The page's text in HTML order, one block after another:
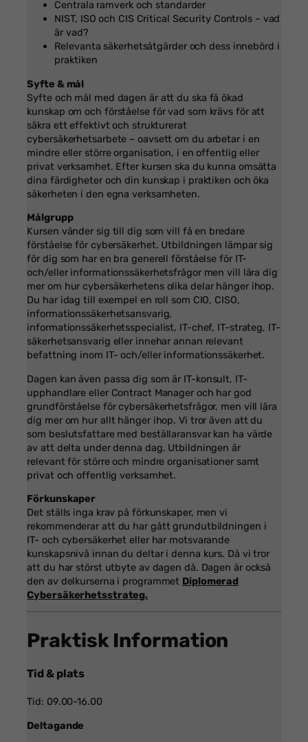
Centrala ramverk och standarder
NIST, ISO och CIS Critical Security Controls – vad
är vad?
Relevanta säkerhetsåtgärder och dess innebörd i
praktiken
Syfte & mål
Syfte och mål med dagen är att du ska få ökad
kunskap om och förståelse för vad som krävs för att
säkra ett effektivt och strukturerat
cybersäkerhetsarbete – oavsett om du arbetar i en
mindre eller större organisation, i en offentlig eller
privat verksamhet. Efter kursen ska du kunna omsätta
dina färdigheter och din kunskap i praktiken och öka
säkerheten i den egna verksamheten.
Målgrupp
Kursen vänder sig till dig som vill få en bredare
förståelse för cybersäkerhet. Utbildningen lämpar sig
för dig som har en bra generell förståelse för IT-
och/eller informationssäkerhetsfrågor men vill lära dig
mer om hur cybersäkerhetens olika delar hänger ihop.
Du har idag till exempel en roll som CIO, CISO,
informationssäkerhetsansvarig,
informationssäkerhetsspecialist, IT-chef, IT-strateg, IT-
säkerhetsansvarig eller innehar annan relevant
befattning inom IT- och/eller informationssäkerhet.
Dagen kan även passa dig som är IT-konsult, IT-
upphandlare eller Contract Manager och har god
grundförståelse för cybersäkerhetsfrågor, men vill lära
dig mer om hur allt hänger ihop. Vi tror även att du
som beslutsfattare med beställaransvar kan ha värde
av att delta under denna dag. Utbildningen är
relevant för större och mindre organisationer samt
privat och offentlig verksamhet.
Förkunskaper
Det ställs inga krav på förkunskaper, men vi
rekommenderar att du har gått grundutbildningen i
IT- och cybersäkerhet eller har motsvarande
kunskapsnivå innan du deltar i denna kurs. Då vi tror
att du har störst utbyte av dagen då. Dagen är också
den av delkurserna i programmet Diplomerad
Cybersäkerhetsstrateg.
Praktisk Information
Tid & plats
Tid: 09.00-16.00
Deltagande